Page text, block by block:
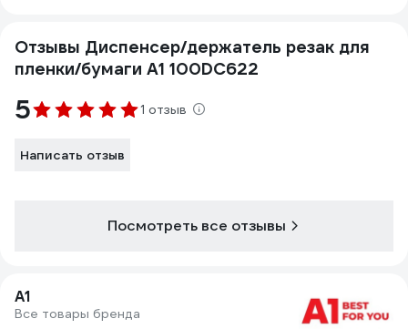
Отзывы Диспенсер/держатель резак для
пленки/бумаги A1 100DC622
5 1 отзыв
Написать отзыв
Посмотреть все отзывы
A1
Все товары бренда